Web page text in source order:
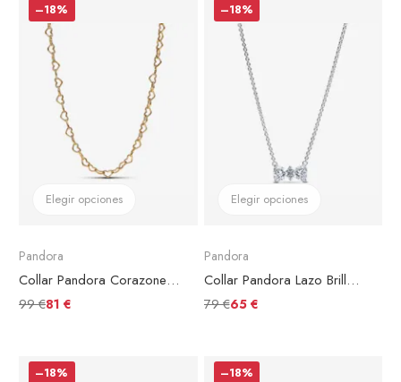
–18%
Elegir opciones
Pandora
Collar Pandora Corazones Unidos Chapado en Oro
99 €81 €
–18%
Elegir opciones
Pandora
Collar Pandora Lazo Brillante
79 €65 €
–18% –18%